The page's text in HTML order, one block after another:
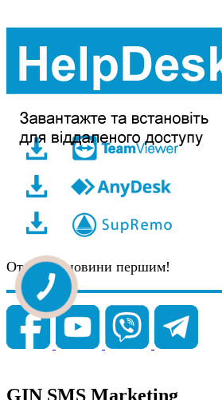
Отримуй новини першим!
GIN SMS Marketing